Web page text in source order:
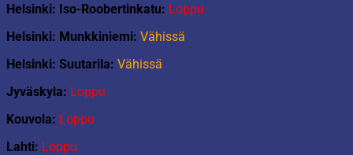
Helsinki: Iso-Roobertinkatu: Loppu
Helsinki: Munkkiniemi: Vähissä
Helsinki: Suutarila: Vähissä
Jyväskyla: Loppu
Kouvola: Loppu
Lahti: Loppu